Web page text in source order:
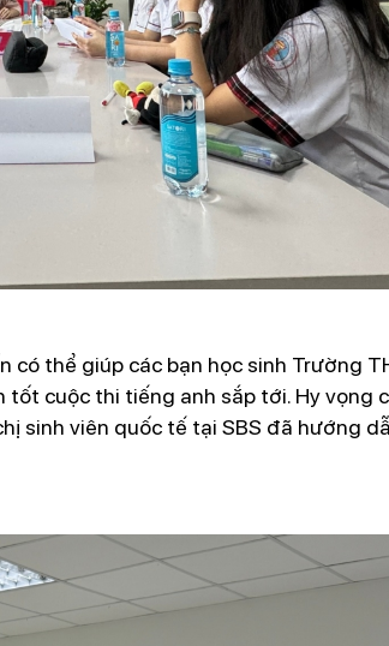
có thể giúp các bạn học sinh Trường
cuộc thi tiếng anh sắp tới. Hy vọng
sinh viên quốc tế tại SBS đã hướng